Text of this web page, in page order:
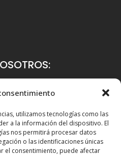
utilizamos tecnologías como las
a la información del dispositivo. El
nos permitirá procesar datos
o las identificaciones únicas
el consentimiento, puede afectar